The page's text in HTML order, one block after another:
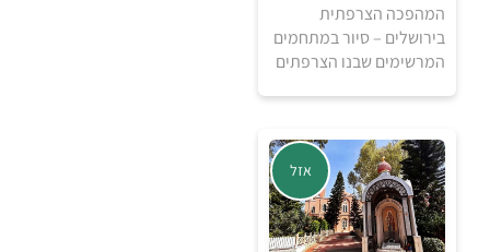
100
₪
למידע ולרכישה
המהפכה הצרפתית
בירושלים – סיור במתחמים
המרשימים שבנו הצרפתים
אזל